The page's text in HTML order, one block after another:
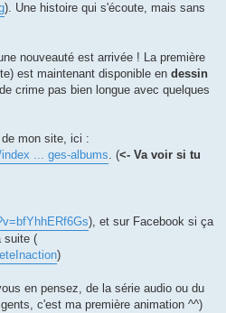
). Une histoire qui s'écoute, mais sans
nouveauté est arrivée ! La première
est maintenant disponible en dessin
crime pas bien longue avec quelques
mon site, ici :
... ges-albums. (<- Va voir si tu
), et sur Facebook si ça
suite (
)
en pensez, de la série audio ou du
c'est ma première animation ^^)